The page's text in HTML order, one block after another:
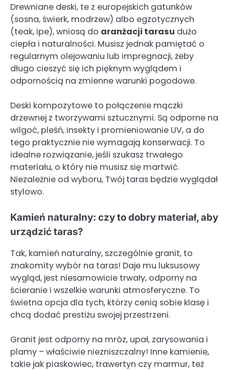
Drewniane deski, te z europejskich gatunków
(sosna, świerk, modrzew) albo egzotycznych
(teak, ipe), wniosą do aranżacji tarasu dużo
ciepła i naturalności. Musisz jednak pamiętać o
regularnym olejowaniu lub impregnacji, żeby
długo cieszyć się ich pięknym wyglądem i
odpornością na zmienne warunki pogodowe.
Deski kompozytowe to połączenie mączki
drzewnej z tworzywami sztucznymi. Są odporne na
wilgoć, pleśń, insekty i promieniowanie UV, a do
tego praktycznie nie wymagają konserwacji. To
idealne rozwiązanie, jeśli szukasz trwałego
materiału, o który nie musisz się martwić.
Niezależnie od wyboru, Twój taras będzie wyglądał
stylowo.
Kamień naturalny: czy to dobry materiał, aby
urządzić taras?
Tak, kamień naturalny, szczególnie granit, to
znakomity wybór na taras! Daje mu luksusowy
wygląd, jest niesamowicie trwały, odporny na
ścieranie i wszelkie warunki atmosferyczne. To
świetna opcja dla tych, którzy cenią sobie klasę i
chcą dodać prestiżu swojej przestrzeni.
Granit jest odporny na mróz, upał, zarysowania i
plamy – właściwie niezniszczalny! Inne kamienie,
takie jak piaskowiec, trawertyn czy marmur, też